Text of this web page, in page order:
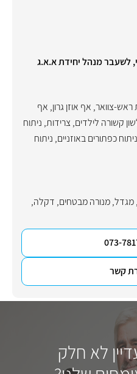
לשעבר מנהל יחידת א.א.ג
ראש-צוואר, אף אוזן גרון, אף
קשורה לילדים, צרידות, ניתוח
ניתוח כפתורים באוזניים, ניתוח
,מגדל,מנורה מבטחים, דקלה,
073-
קשר
לא חלק